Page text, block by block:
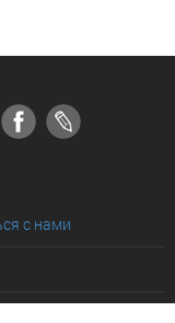
с нами